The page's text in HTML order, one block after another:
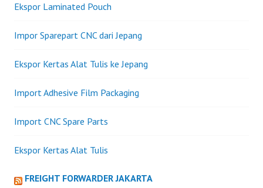
Ekspor Laminated Pouch
Impor Sparepart CNC dari Jepang
Ekspor Kertas Alat Tulis ke Jepang
Import Adhesive Film Packaging
Import CNC Spare Parts
Ekspor Kertas Alat Tulis
FREIGHT FORWARDER JAKARTA